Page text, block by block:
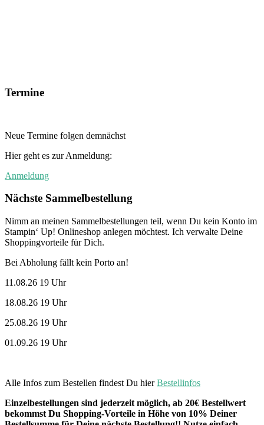
Termine
Neue Termine folgen demnächst
Hier geht es zur Anmeldung:
Anmeldung
Nächste Sammelbestellung
Nimm an meinen Sammelbestellungen teil, wenn Du kein Konto im
Stampin‘ Up! Onlineshop anlegen möchtest. Ich verwalte Deine
Shoppingvorteile für Dich.
Bei Abholung fällt kein Porto an!
11.08.26 19 Uhr
18.08.26 19 Uhr
25.08.26 19 Uhr
01.09.26 19 Uhr
Alle Infos zum Bestellen findest Du hierBestellinfos
Einzelbestellungen sind jederzeit möglich, ab 20€ Bestellwert
bekommst Du Shopping-Vorteile in Höhe von 10% Deiner